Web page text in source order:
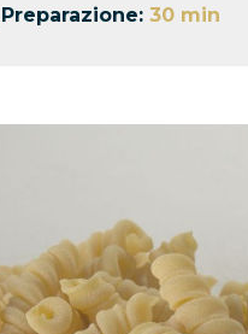
Preparazione: 30 min